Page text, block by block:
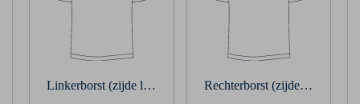
Linkerborst (zijde linkerarm) Rechterborst (zijde